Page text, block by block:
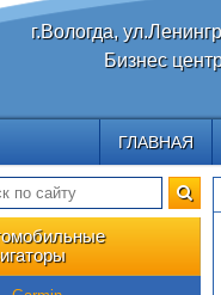
г.Вологда,
Бизнес
ГЛАВНАЯ